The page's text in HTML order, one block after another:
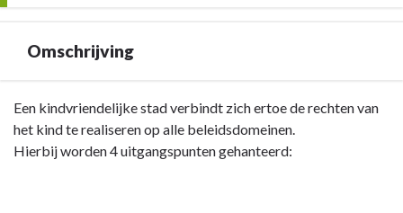
Omschrijving
Terug
naar
navigatie
Een kindvriendelijke stad verbindt zich ertoe de rechten van
het kind te realiseren op alle beleidsdomeinen.
Hierbij worden 4 uitgangspunten gehanteerd: